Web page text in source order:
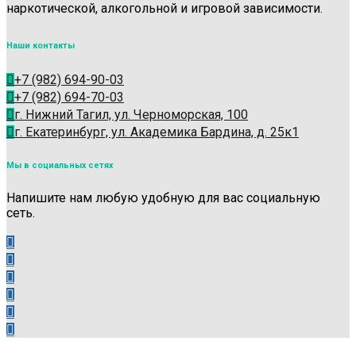
наркотической, алкогольной и игровой зависимости.
Наши контакты
+7 (982) 694-90-03
+7 (982) 694-70-03
г. Нижний Тагил, ул. Черноморская, 100
г. Екатеринбург, ул. Академика Бардина, д. 25к1
Мы в социальных сетях
Напишите нам любую удобную для вас социальную
сеть.